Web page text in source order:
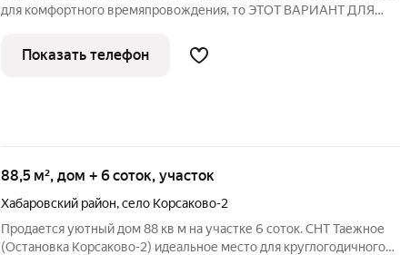
для комфортного времяпровождения, то ЭТОТ ВАРИАНТ ДЛЯ
в снт "Авторемонтник". Просторный, крепкий дом построен из
бруса есть
Показать телефон
88,5 м², дом + 6 соток, участок
Хабаровский район,село Корсаково-2
Продается уютный дом 88 кв м на участке 6 соток. СНТ Таежное
(Остановка Корсаково-2) идеальное место для круглогодичного